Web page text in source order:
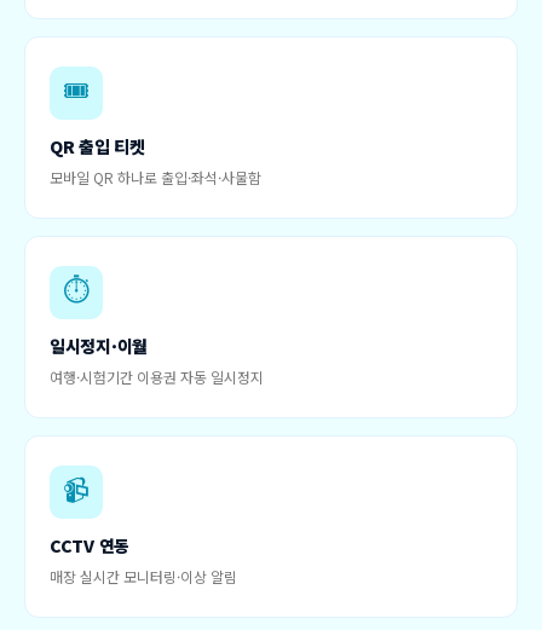
🎟️
QR 출입 티켓
모바일 QR 하나로 출입·좌석·사물함
⏱️
일시정지·이월
여행·시험기간 이용권 자동 일시정지
📹
CCTV 연동
매장 실시간 모니터링·이상 알림